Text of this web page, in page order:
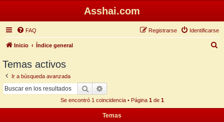
Asshai.com
FAQ Identificarse
Registrarse
Inicio Índice general
Temas activos
Ir a búsqueda avanzada
Buscar
Se encontró 1 coincidencia • Página 1de 1
Temas